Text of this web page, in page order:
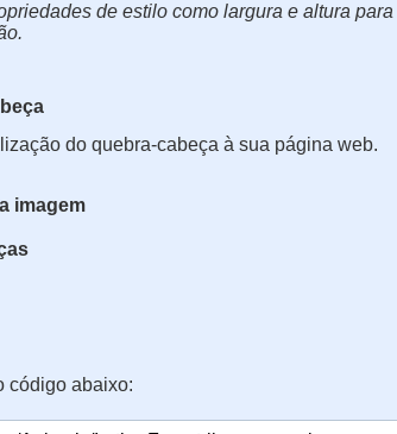
de estilo como largura e altura
do quebra-cabeça à sua página web.
imagem
código abaixo: